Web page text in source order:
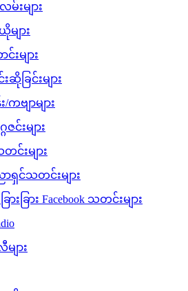
းများ
ျား
းများ
ဆိုခြင်းများ
ဗျာများ
ဇင်းများ
င်းများ
ရှင်သတင်းများ
ားခြား Facebook သတင်းများ
ျား